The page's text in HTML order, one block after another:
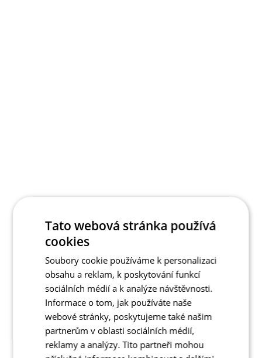
Tato webová stránka používá
cookies
Soubory cookie používáme k personalizaci
obsahu a reklam, k poskytování funkcí
sociálních médií a k analýze návštěvnosti.
Informace o tom, jak používáte naše
webové stránky, poskytujeme také našim
partnerům v oblasti sociálních médií,
reklamy a analýzy. Tito partneři mohou